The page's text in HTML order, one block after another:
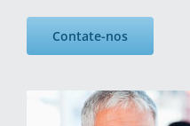
Contate-nos